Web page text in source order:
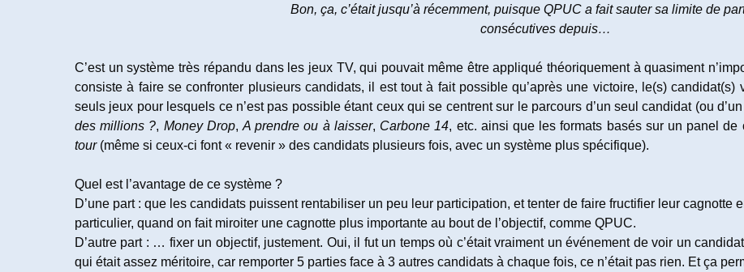
Bon, ça, c’était jusqu’à récemment, puisque QPUC a fait sauter sa limite de
consécutives depuis…
C’est un système très répandu dans les jeux TV, qui pouvait même être appliqué théoriquement à quasiment
consiste à faire se confronter plusieurs candidats, il est tout à fait possible qu’après une victoire, le(s)
seuls jeux pour lesquels ce n’est pas possible étant ceux qui se centrent sur le parcours d’un seul candidat (ou
des millions ?, Money Drop,A prendre ou à laisser, Carbone 14, etc. ainsi que les formats basés sur un panel de
tour(même si ceux-ci font « revenir » des candidats plusieurs fois, avec un système plus spécifique).
Quel est l’avantage de ce système ?
D’une part : que les candidats puissent rentabiliser un peu leur participation, et tenter de faire fructifier leur cagnotte
particulier, quand on fait miroiter une cagnotte plus importante au bout de l’objectif, comme QPUC.
D’autre part : … fixer un objectif, justement. Oui, il fut un temps où c’était vraiment un événement de voir un
qui était assez méritoire, car remporter 5 parties face à 3 autres candidats à chaque fois, ce n’était pas rien. Et ça